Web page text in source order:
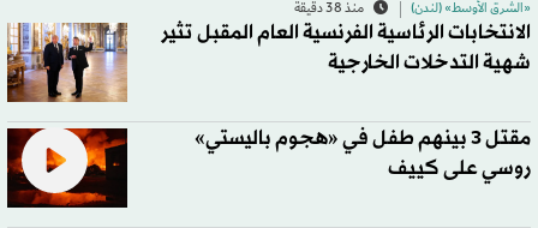
«الشرق الأوسط» (لندن) منذ 38 دقيقة
الانتخابات الرئاسية الفرنسية العام المقبل تثير
شهية التدخلات الخارجية
مقتل 3 بينهم طفل في «هجوم باليستي»
روسي على كييف